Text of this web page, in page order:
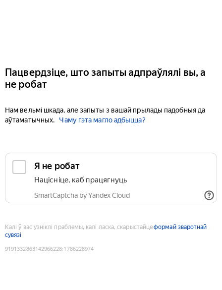
Пацвердзіце, што запыты адпраўлялі вы, а
не робат
Нам вельмі шкада, але запыты з вашай прылады падобныя да
аўтаматычных.
Чаму гэта магло адбыцца?
Я не робат
Націсніце, каб працягнуць
SmartCaptcha by Yandex Cloud
Калі ў вас узніклі праблемы, калі ласка, скарыстайцеформай зваротнай
сувязі
9191332863142966228:1786228974